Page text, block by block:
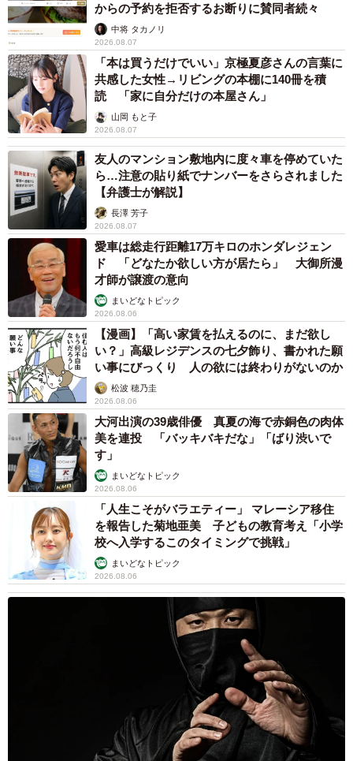
からの予約を拒否するお断りに賛同者続々
中将 タカノリ
2026.08.07
「本は買うだけでいい」京極夏彦さんの言葉に
共感した女性→リビングの本棚に140冊を積
読 「家に自分だけの本屋さん」
山岡 もと子
2026.08.07
友人のマンション敷地内に度々車を停めていた
ら…注意の貼り紙でナンバーをさらされました
【弁護士が解説】
長澤 芳子
2026.08.07
愛車は総走行距離17万キロのホンダレジェン
ド 「どなたか欲しい方が居たら」 大御所漫
才師が譲渡の意向
まいどなトピック
2026.08.06
【漫画】「高い家賃を払えるのに、まだ欲し
い？」高級レジデンスの七夕飾り、書かれた願
い事にびっくり 人の欲には終わりがないのか
松波 穂乃圭
2026.08.06
大河出演の39歳俳優 真夏の海で赤銅色の肉体
美を連投 「バッキバキだな」「ばり渋いで
す」
まいどなトピック
2026.08.06
「人生こそがバラエティー」 マレーシア移住
を報告した菊地亜美 子どもの教育考え「小学
校へ入学するこのタイミングで挑戦」
まいどなトピック
2026.08.06